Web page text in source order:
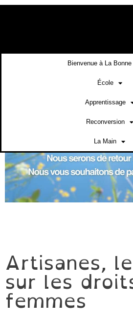
Bienvenue à La Bonne
École
Apprentissage
Reconversion
La Main
Artisanes,
sur les
femmes